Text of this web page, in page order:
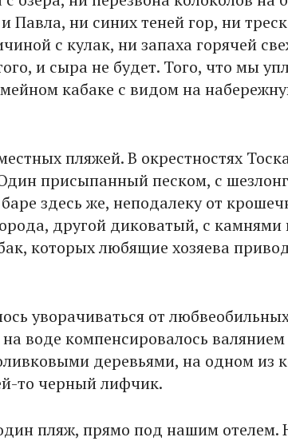
Павла, ни синих теней гор, ни
с кулак, ни запаха горячей
и сыра не будет. Того, что мы
кабаке с видом на
пляжей. В окрестностях
присыпанный песком, с
здесь же, неподалеку от
другой диковатый, с камнями
которых любящие хозяева
уворачиваться от
на воде компенсировалось
деревьями, на одном из
то черный лифчик.
пляж, прямо под нашим отелем.